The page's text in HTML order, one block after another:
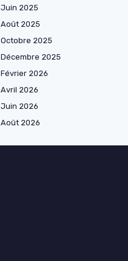
Juin 2025
Août 2025
Octobre 2025
Décembre 2025
Février 2026
Avril 2026
Juin 2026
Août 2026